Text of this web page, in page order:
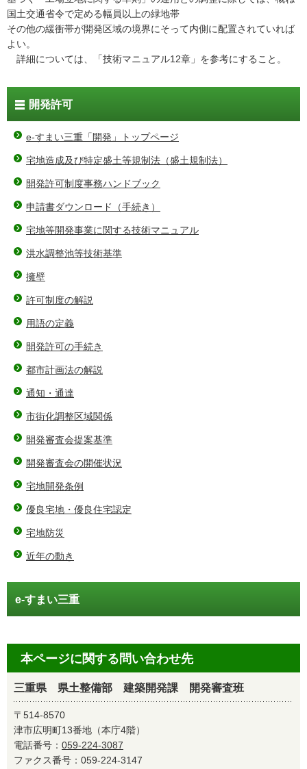
国土交通省令で定める幅員以上の緑地帯
その他の緩衝帯が開発区域の境界にそって内側に配置されていれば
よい。
詳細については、「技術マニュアル12章」を参考にすること。
開発許可
e-すまい三重「開発」トップページ
宅地造成及び特定盛土等規制法（盛土規制法）
開発許可制度事務ハンドブック
申請書ダウンロード（手続き）
宅地等開発事業に関する技術マニュアル
洪水調整池等技術基準
擁壁
許可制度の解説
用語の定義
開発許可の手続き
都市計画法の解説
通知・通達
市街化調整区域関係
開発審査会提案基準
開発審査会の開催状況
宅地開発条例
優良宅地・優良住宅認定
宅地防災
近年の動き
e-すまい三重
本ページに関する問い合わせ先
三重県 県土整備部 建築開発課 開発審査班
〒514-8570
津市広明町13番地（本庁4階）
電話番号： 059-224-3087
ファクス番号：059-224-3147